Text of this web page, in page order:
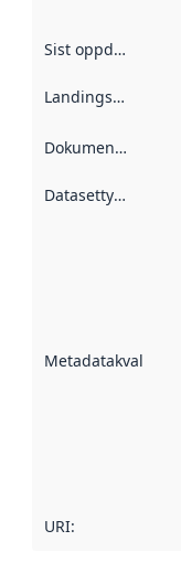
Sist oppdatert
Landingsside
Dokumentasjon
Datasettype
Metadatakvalitet
URI: